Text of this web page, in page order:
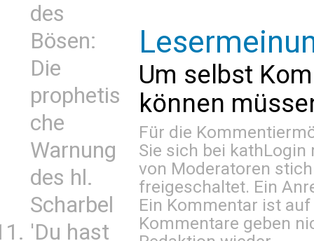
des
Bösen:
Die
prophetis
che
Warnung
des hl.
Scharbel
'Du hast
Um selbst
können
Für die
Sie sich bei kathLogin
von Moderatoren
freigeschaltet. Ein
Ein Kommentar ist
Kommentare geben